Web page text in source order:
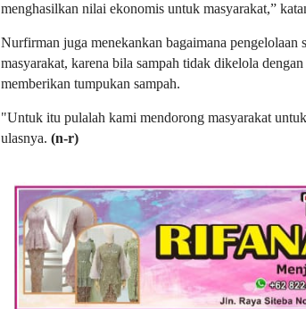
menghasilkan nilai ekonomis untuk masyarakat,”
Nurfirman juga menekankan bagaimana pengelolaan
masyarakat, karena bila sampah tidak dikelola
memberikan tumpukan sampah.
"Untuk itu pulalah kami mendorong masyarakat
ulasnya. (n-r)